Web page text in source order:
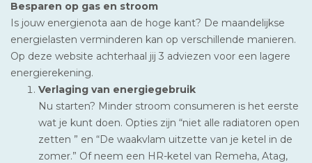
Besparen op gas en stroom
Is jouw energienota aan de hoge kant? De maandelijkse
energielasten verminderen kan op verschillende manieren.
Op deze website achterhaal jij 3 adviezen voor een lagere
energierekening.
Verlaging van energiegebruik
Nu starten? Minder stroom consumeren is het eerste
wat je kunt doen. Opties zijn “niet alle radiatoren open
zetten ” en “De waakvlam uitzette van je ketel in de
zomer.” Of neem een HR-ketel van Remeha, Atag,